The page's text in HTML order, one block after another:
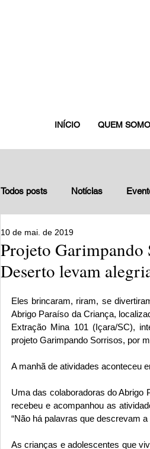
INÍCIO QUEM
Todos posts Notícias
Depoimentos de gestores
Projeto Garimpando
Deserto levam
10 de mai. de 2019
Eles brincaram, riram, se
Abrigo Paraíso da Criança,
Extração Mina 101 (Içara/SC),
projeto Garimpando Sorrisos, por
A manhã de atividades aconteceu
Uma das colaboradoras do Abrigo
recebeu e acompanhou as
“Não há palavras que descrevam
As crianças e adolescentes que